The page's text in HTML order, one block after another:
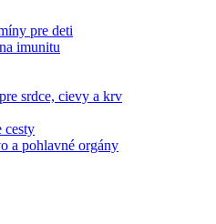
pre deti
imunitu
srdce, cievy a krv
cesty
a pohlavné orgány